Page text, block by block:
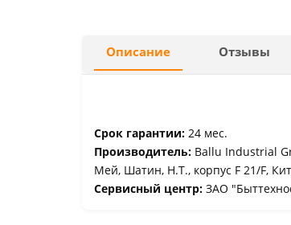
Описание Отзывы
Срок гарантии: 24 мес.
Производитель: Ballu Industrial
Мей, Шатин, Н.Т., корпус F 21/F,
Сервисный центр: ЗАО